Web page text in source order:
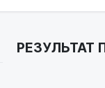
РЕЗУЛЬТАТ